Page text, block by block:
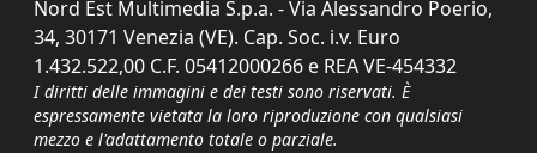
Nord Est Multimedia S.p.a. - Via Alessandro Poerio,
34, 30171 Venezia (VE). Cap. Soc. i.v. Euro
1.432.522,00 C.F. 05412000266 e REA VE-454332
I diritti delle immagini e dei testi sono riservati. È
espressamente vietata la loro riproduzione con qualsiasi
mezzo e l'adattamento totale o parziale.